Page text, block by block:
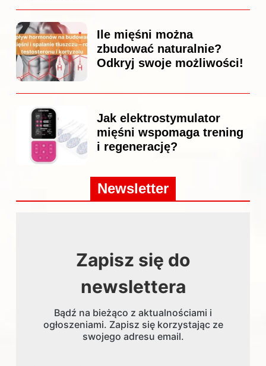
Ile mięśni można
zbudować naturalnie?
Odkryj swoje możliwości!
Jak elektrostymulator
mięśni wspomaga trening
i regenerację?
Newsletter
Zapisz się do
newslettera
Bądź na bieżąco z aktualnościami i
ogłoszeniami. Zapisz się korzystając ze
swojego adresu email.